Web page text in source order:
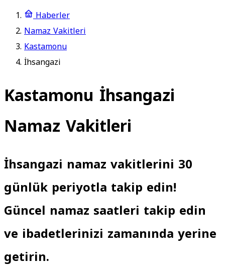
Haberler
Namaz Vakitleri
Kastamonu
İhsangazi
Kastamonu İhsangazi
Namaz Vakitleri
İhsangazi namaz vakitlerini 30
günlük periyotla takip edin!
Güncel namaz saatleri takip edin
ve ibadetlerinizi zamanında yerine
getirin.